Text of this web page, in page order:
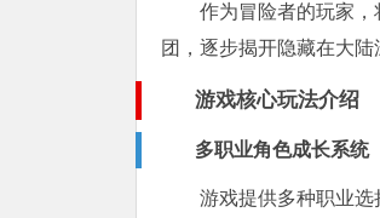
作为冒险者的玩家
团，逐步揭开隐藏在大陆
游戏核心玩法介绍
多职业角色成长系统
游戏提供多种职业选